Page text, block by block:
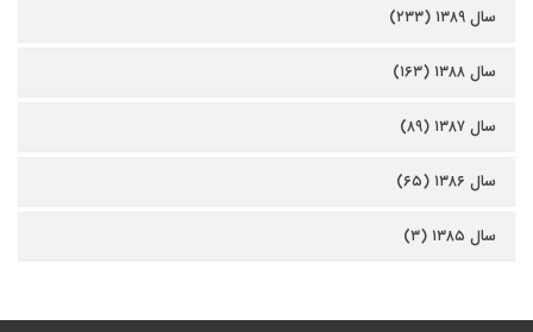
سال ۱۳۸۹ (۲۳۳)
سال ۱۳۸۸ (۱۶۳)
سال ۱۳۸۷ (۸۹)
سال ۱۳۸۶ (۶۵)
سال ۱۳۸۵ (۳)